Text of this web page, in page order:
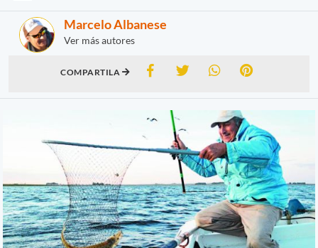
Marcelo Albanese
Ver más autores
COMPARTILA